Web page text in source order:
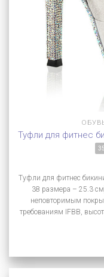
Туфли для фитнес
35
Туфли для фитнес
38 размера – 25.3
неповторимым
требованиям IFBB,